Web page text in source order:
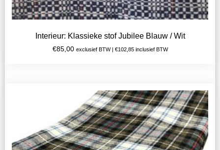
Interieur: Klassieke stof Jubilee Blauw / Wit
€85,00 exclusief BTW | €102,85inclusief BTW